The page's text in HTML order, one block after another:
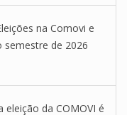
na Comovi e
semestre de 2026
eleição da COMOVI é